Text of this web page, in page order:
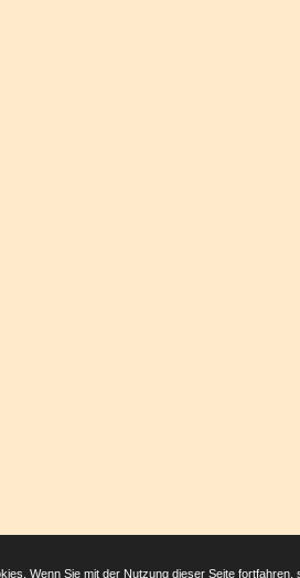
Wenn Sie mit der Nutzung dieser Seite